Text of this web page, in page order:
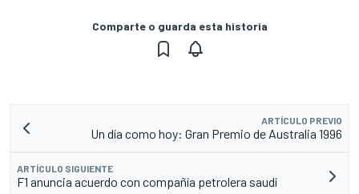
Comparte o guarda esta historia
ARTÍCULO PREVIO
Un día como hoy: Gran Premio de Australia 1996
ARTÍCULO SIGUIENTE
F1 anuncia acuerdo con compañía petrolera saudí